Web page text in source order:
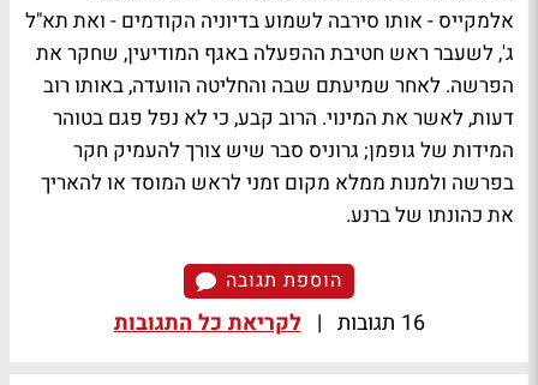
אלמקייס - אותו סירבה לשמוע בדיוניה הקודמים - ואת תא"ל
ג', לשעבר ראש חטיבת ההפעלה באגף המודיעין, שחקר את
הפרשה. לאחר שמיעתם שבה והחליטה הוועדה, באותו רוב
דעות, לאשר את המינוי. הרוב קבע, כי לא נפל פגם בטוהר
המידות של גופמן; גרוניס סבר שיש צורך להעמיק חקר
בפרשה ולמנות ממלא מקום זמני לראש המוסד או להאריך
את כהונתו של ברנע.
הוספת תגובה
16 תגובות | לקריאת כל התגובות